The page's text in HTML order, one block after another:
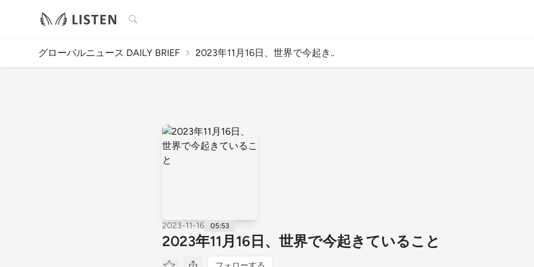
検索
グローバルニュース DAILY BRIEF 2023年11月16日、世界で今起き..
2023-11-16 05:53
2023年11月16日、世界で今起きていること